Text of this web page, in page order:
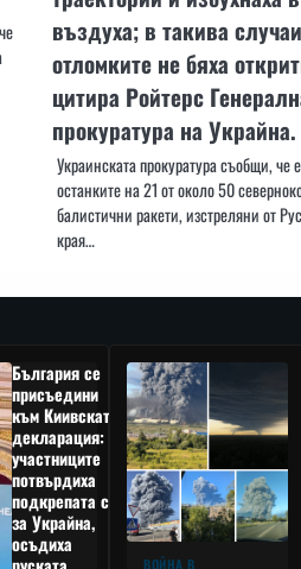
въздуха; в такива случаи
отломките не бяха
цитира Ройтерс
прокуратура на Украйна.
Украинската прокуратура съобщи, че
останките на 21 от около 50
балистични ракети, изстреляни от
края…
България се
присъедини
към Киивската
декларация:
участниците
потвърдиха
подкрепата си
за Украйна,
осъдиха
ВОЙНА В